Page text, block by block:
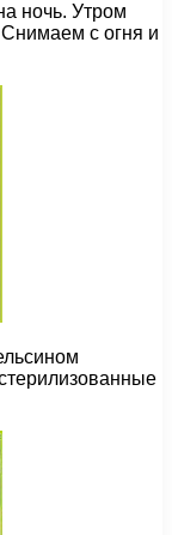
ночь. Утром
с огня и